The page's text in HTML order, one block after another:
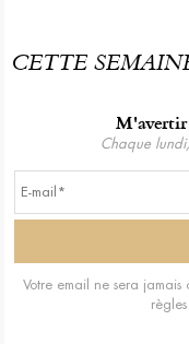
CETTE
M'avertir
Chaque
Votre email ne sera